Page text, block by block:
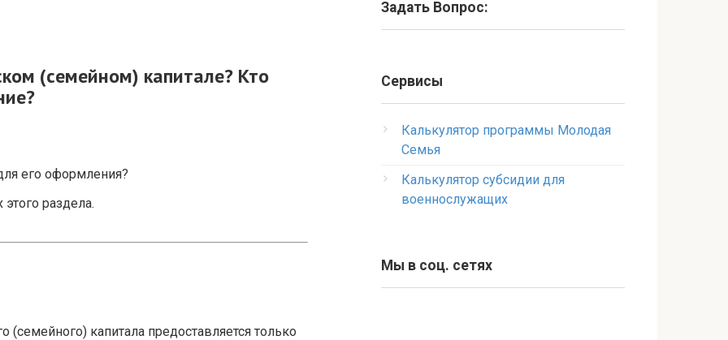
(семейном) капитале? Кто
его оформления?
раздела.
(семейного) капитала предоставляется только
Задать Вопрос:
Сервисы
Калькулятор программы Молодая
Семья
Калькулятор субсидии для
военнослужащих
Мы в соц. сетях